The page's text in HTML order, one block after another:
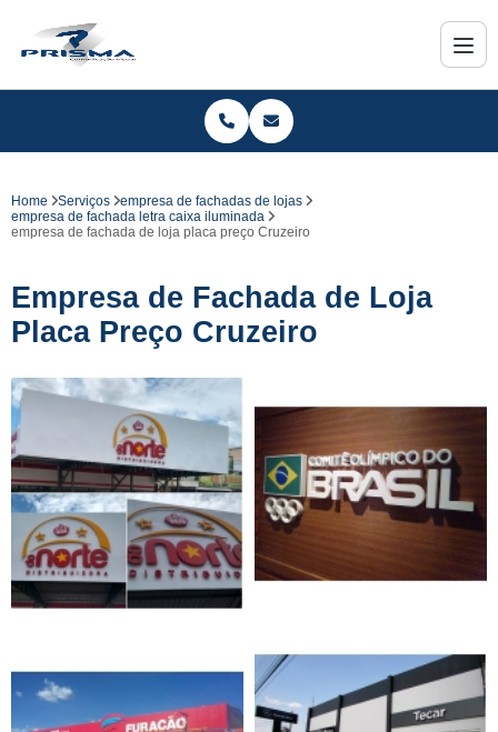
Home Serviços
empresa de fachadas de lojas
empresa de fachada letra caixa iluminada
empresa de fachada de loja placa preço Cruzeiro
Empresa de Fachada de Loja
Placa Preço Cruzeiro